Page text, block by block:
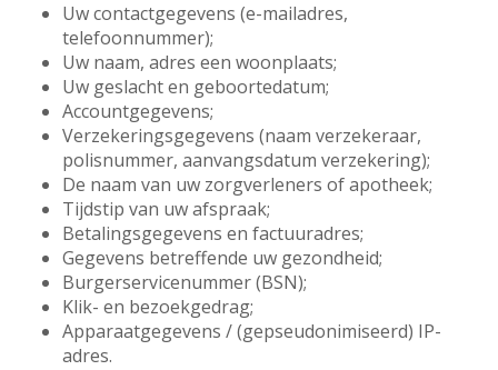
Uw contactgegevens (e-mailadres,
telefoonnummer);
Uw naam, adres een woonplaats;
Uw geslacht en geboortedatum;
Accountgegevens;
Verzekeringsgegevens (naam verzekeraar,
polisnummer, aanvangsdatum verzekering);
De naam van uw zorgverleners of apotheek;
Tijdstip van uw afspraak;
Betalingsgegevens en factuuradres;
Gegevens betreffende uw gezondheid;
Burgerservicenummer (BSN);
Klik- en bezoekgedrag;
Apparaatgegevens / (gepseudonimiseerd) IP-
adres.